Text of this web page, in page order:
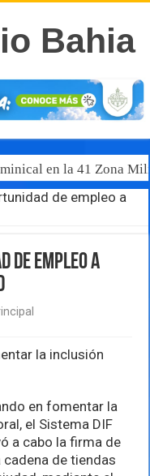
en la 41 Zona
de empleo a
de empleo a
la inclusión
en fomentar la
el Sistema DIF
a cabo la firma de
de tiendas